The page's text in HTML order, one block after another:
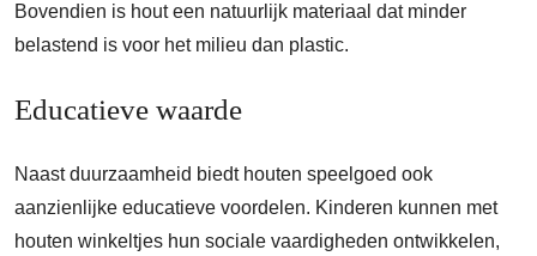
Bovendien is hout een natuurlijk materiaal dat minder
belastend is voor het milieu dan plastic.
Educatieve waarde
Naast duurzaamheid biedt houten speelgoed ook
aanzienlijke educatieve voordelen. Kinderen kunnen met
houten winkeltjes hun sociale vaardigheden ontwikkelen,